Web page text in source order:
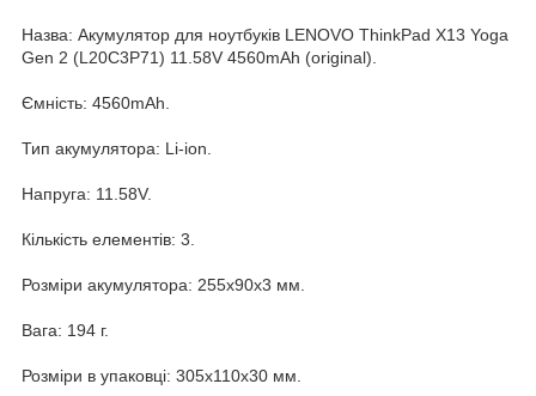
Назва: Акумулятор для ноутбуків LENOVO ThinkPad X13 Yoga
Gen 2 (L20C3P71) 11.58V 4560mAh (original).
Ємність: 4560mAh.
Тип акумулятора: Li-ion.
Напруга: 11.58V.
Кількість елементів: 3.
Розміри акумулятора: 255x90x3 мм.
Вага: 194 г.
Розміри в упаковці: 305x110x30 мм.